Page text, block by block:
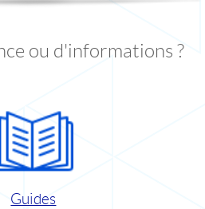
ou d'informations ?
Guides